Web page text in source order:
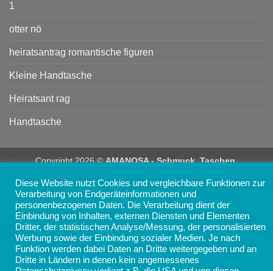
1
otter nö
heiratsantrag romantische figuren
Kleine Handtasche
Heiratsant rag
Handtasche
Copyright 2026 ©AMANOSA - Schmuck, Taschen,
Diese Website nutzt Cookies und vergleichbare Funktionen zur
Verarbeitung von Endgeräteinformationen und
personenbezogenen Daten. Die Verarbeitung dient der
Einbindung von Inhalten, externen Diensten und Elementen
Dritter, der statistischen Analyse/Messung, der personalisierten
Werbung sowie der Einbindung sozialer Medien. Je nach
Funktion werden dabei Daten an Dritte weitergegeben und an
Dritte in Ländern in denen kein angemessenes